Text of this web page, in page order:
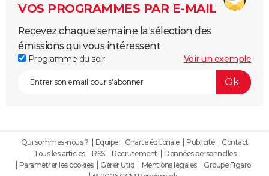
VOS PROGRAMMES PAR E-MAIL
Recevez chaque semaine la sélection des
émissions qui vous intéressent
Programme du soir Voir un exemple
Qui sommes-nous ? Equipe Charte éditoriale Publicité
Contact
Tous les articles
RSS Recrutement
Données personnelles
Paramétrer les cookies
Gérer Utiq Mentions légales
Groupe Figaro